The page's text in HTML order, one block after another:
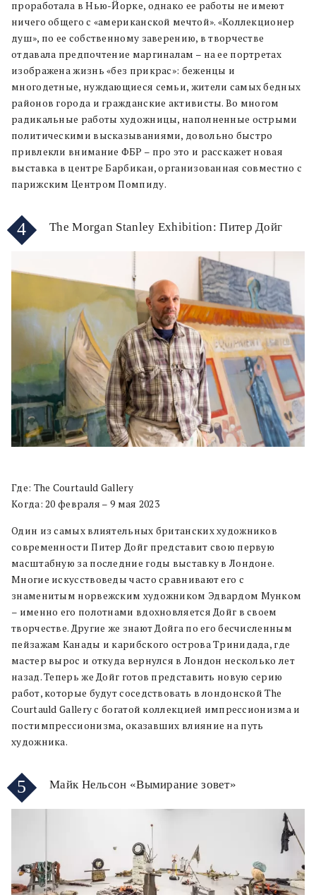
проработала в Нью-Йорке, однако ее работы не имеют
ничего общего с «американской мечтой». «Коллекционер
душ», по ее собственному заверению, в творчестве
отдавала предпочтение маргиналам – на ее портретах
изображена жизнь «без прикрас»: беженцы и
многодетные, нуждающиеся семьи, жители самых бедных
районов города и гражданские активисты. Во многом
радикальные работы художницы, наполненные острыми
политическими высказываниями, довольно быстро
привлекли внимание ФБР – про это и расскажет новая
выставка в центре Барбикан, организованная совместно с
парижским Центром Помпиду.
4 The Morgan Stanley Exhibition: Питер Дойг
Где: The Courtauld Gallery
Когда: 20 февраля – 9 мая 2023
Один из самых влиятельных британских художников
современности Питер Дойг представит свою первую
масштабную за последние годы выставку в Лондоне.
Многие искусствоведы часто сравнивают его с
знаменитым норвежским художником Эдвардом Мунком
­– именно его полотнами вдохновляется Дойг в своем
творчестве. Другие же знают Дойга по его бесчисленным
пейзажам Канады и карибского острова Тринидада, где
мастер вырос и откуда вернулся в Лондон несколько лет
назад. Теперь же Дойг готов представить новую серию
работ, которые будут соседствовать в лондонской The
Courtauld Gallery с богатой коллекцией импрессионизма и
постимпрессионизма, оказавших влияние на путь
художника.
5 Майк Нельсон «Вымирание зовет»